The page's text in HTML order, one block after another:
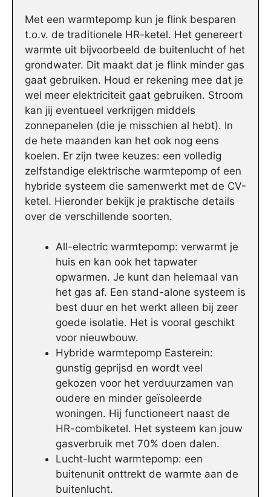
Met een warmtepomp kun je flink besparen
t.o.v. de traditionele HR-ketel. Het genereert
warmte uit bijvoorbeeld de buitenlucht of het
grondwater. Dit maakt dat je flink minder gas
gaat gebruiken. Houd er rekening mee dat je
wel meer elektriciteit gaat gebruiken. Stroom
kan jij eventueel verkrijgen middels
zonnepanelen (die je misschien al hebt). In
de hete maanden kan het ook nog eens
koelen. Er zijn twee keuzes: een volledig
zelfstandige elektrische warmtepomp of een
hybride systeem die samenwerkt met de CV-
ketel. Hieronder bekijk je praktische details
over de verschillende soorten.
All-electric warmtepomp: verwarmt je
huis en kan ook het tapwater
opwarmen. Je kunt dan helemaal van
het gas af. Een stand-alone systeem is
best duur en het werkt alleen bij zeer
goede isolatie. Het is vooral geschikt
voor nieuwbouw.
Hybride warmtepomp Easterein:
gunstig geprijsd en wordt veel
gekozen voor het verduurzamen van
oudere en minder geïsoleerde
woningen. Hij functioneert naast de
HR-combiketel. Het systeem kan jouw
gasverbruik met 70% doen dalen.
Lucht-lucht warmtepomp: een
buitenunit onttrekt de warmte aan de
buitenlucht.